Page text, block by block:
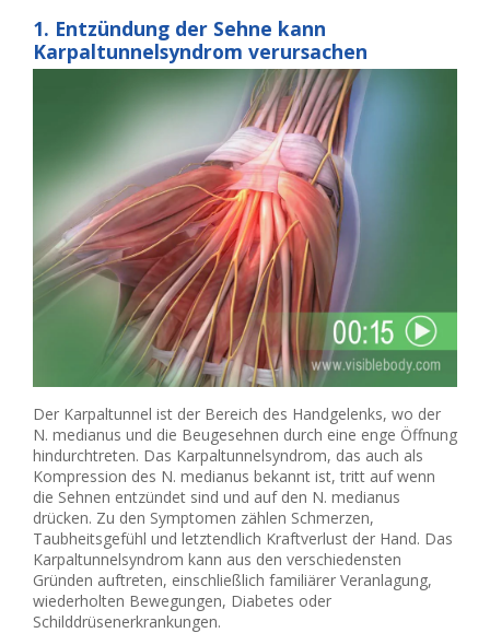
1. Entzündung der Sehne kann
Karpaltunnelsyndrom verursachen
Der Karpaltunnel ist der Bereich des Handgelenks, wo der
N. medianus und die Beugesehnen durch eine enge Öffnung
hindurchtreten. Das Karpaltunnelsyndrom, das auch als
Kompression des N. medianus bekannt ist, tritt auf wenn
die Sehnen entzündet sind und auf den N. medianus
drücken. Zu den Symptomen zählen Schmerzen,
Taubheitsgefühl und letztendlich Kraftverlust der Hand. Das
Karpaltunnelsyndrom kann aus den verschiedensten
Gründen auftreten, einschließlich familiärer Veranlagung,
wiederholten Bewegungen, Diabetes oder
Schilddrüsenerkrankungen.